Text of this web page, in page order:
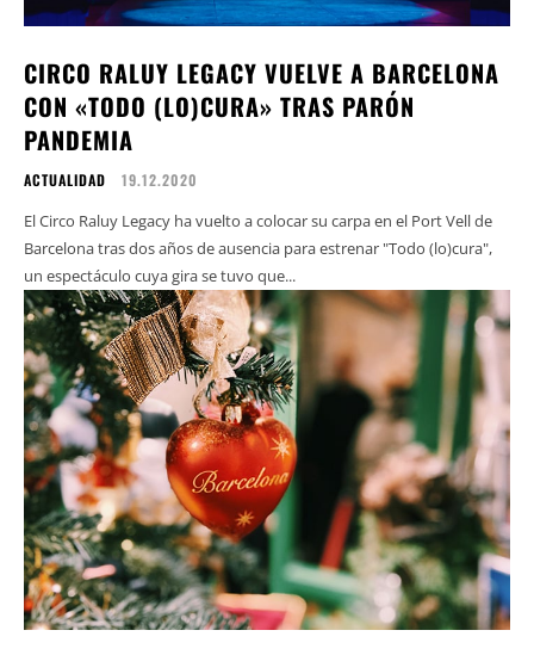
CIRCO RALUY LEGACY VUELVE A BARCELONA
CON «TODO (LO)CURA» TRAS PARÓN
PANDEMIA
ACTUALIDAD 19.12.2020
El Circo Raluy Legacy ha vuelto a colocar su carpa en el Port Vell de
Barcelona tras dos años de ausencia para estrenar "Todo (lo)cura",
un espectáculo cuya gira se tuvo que...